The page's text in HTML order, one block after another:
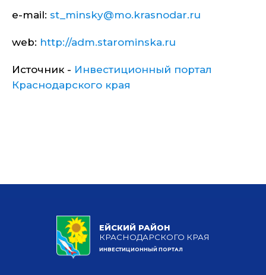
e-mail: st_minsky@mo.krasnodar.ru
web: http://adm.starominska.ru
Источник - Инвестиционный портал
Краснодарского края
ЕЙСКИЙ РАЙОН
КРАСНОДАРСКОГО КРАЯ
ИНВЕСТИЦИОННЫЙ ПОРТАЛ